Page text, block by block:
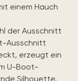
einem Hauch
der Ausschnitt
Ausschnitt
erzeugt ein
U-Boot-
Silhouette.